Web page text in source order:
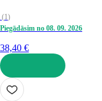
(1)
Piegādāsim no 08. 09. 2026
38,40 €
LIKT GROZĀ